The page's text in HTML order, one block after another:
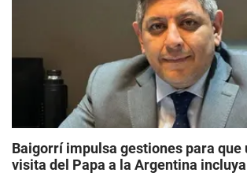
Baigorrí impulsa gestiones para que
visita del Papa a la Argentina